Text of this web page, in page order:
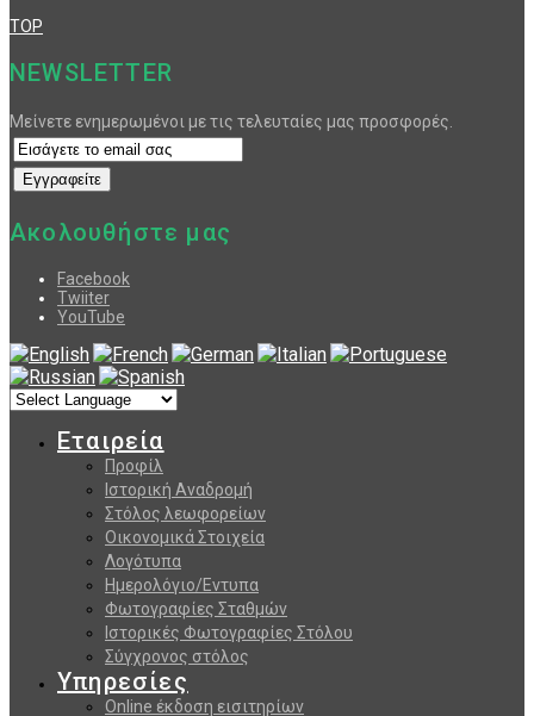
TOP
NEWSLETTER
Μείνετε ενημερωμένοι με τις τελευταίες μας προσφορές.
Ακολουθήστε μας
Facebook
Twiiter
YouTube
Εταιρεία
Προφίλ
Ιστορική Αναδρομή
Στόλος λεωφορείων
Οικονομικά Στοιχεία
Λογότυπα
Ημερολόγιο/Εντυπα
Φωτογραφίες Σταθμών
Ιστορικές Φωτογραφίες Στόλου
Σύγχρονος στόλος
Υπηρεσίες
Online έκδοση εισιτηρίων